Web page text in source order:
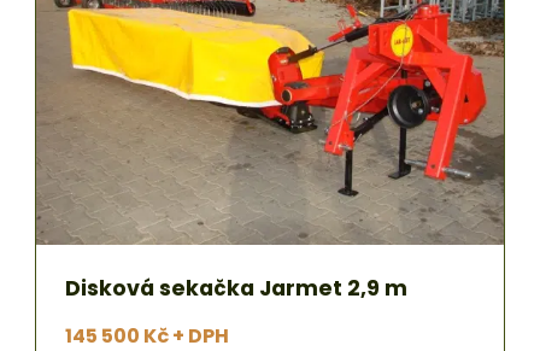
Disková sekačka Jarmet 2,9 m
145 500 Kč + DPH